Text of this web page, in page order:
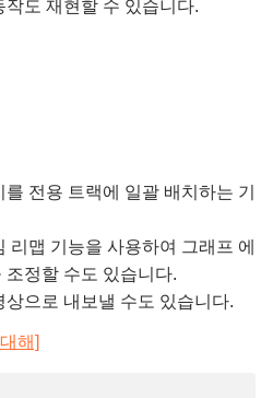
도 재현할 수 있습니다.
전용 트랙에 일괄 배치하는 기
리맵 기능을 사용하여 그래프 에
정할 수도 있습니다.
으로 내보낼 수도 있습니다.
해]